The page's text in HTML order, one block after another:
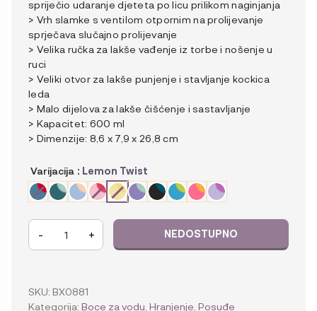
spriječio udaranje djeteta po licu prilikom naginjanja
> Vrh slamke s ventilom otpornim na prolijevanje
sprječava slučajno prolijevanje
> Velika ručka za lakše vađenje iz torbe i nošenje u
ruci
> Veliki otvor za lakše punjenje i stavljanje kockica
leda
> Malo dijelova za lakše čišćenje i sastavljanje
> Kapacitet: 600 ml
> Dimenzije: 8,6 x 7,9 x 26,8 cm
Varijacija : Lemon Twist
b.box
Tritan™
slamkom,
600
- +
SKU: BX0881
Kategorija: Boce za vodu Hranjenje Posuđe